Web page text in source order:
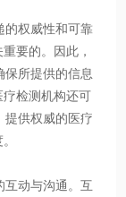
的权威性和可靠
。因此，
保所提供的信息
医疗检测机构还可
提供权威的医疗
与沟通。互